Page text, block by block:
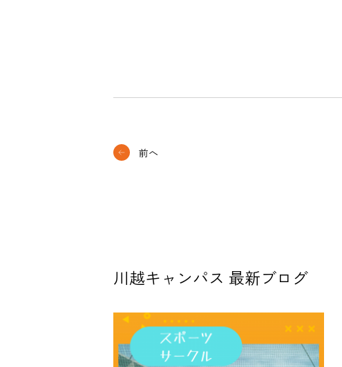
前へ
川越キャンパス 最新ブログ